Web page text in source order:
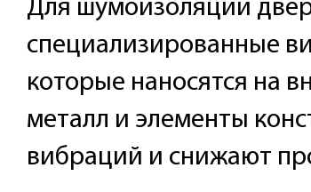
Для шумоизоляции
специализированные
которые наносятся на
металл и элементы
вибраций и снижают